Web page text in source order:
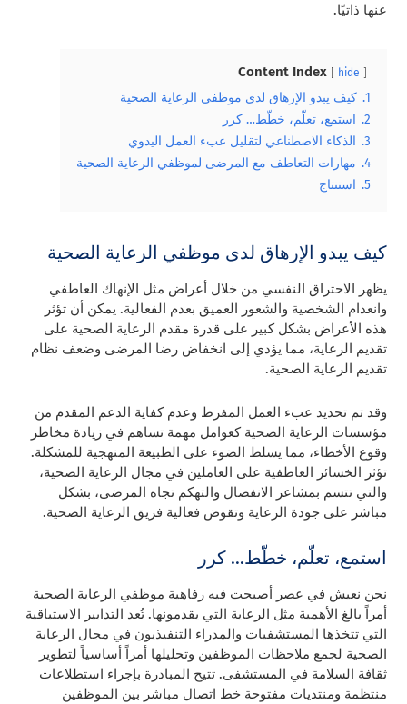
عنها ذاتيًا.
Content Index hide
1. كيف يبدو الإرهاق لدى موظفي الرعاية الصحية
2. استمع، تعلّم، خطّط… كرر
3. الذكاء الاصطناعي لتقليل عبء العمل اليدوي
4. مهارات التعاطف مع المرضى لموظفي الرعاية الصحية
5. استنتاج
كيف يبدو الإرهاق لدى موظفي الرعاية الصحية
يظهر الاحتراق النفسي من خلال أعراض مثل الإنهاك العاطفي
وانعدام الشخصية والشعور العميق بعدم الفعالية. يمكن أن تؤثر
هذه الأعراض بشكل كبير على قدرة مقدم الرعاية الصحية على
تقديم الرعاية، مما يؤدي إلى انخفاض رضا المرضى وضعف نظام
تقديم الرعاية الصحية.
وقد تم تحديد عبء العمل المفرط وعدم كفاية الدعم المقدم من
مؤسسات الرعاية الصحية كعوامل مهمة تساهم في زيادة مخاطر
وقوع الأخطاء، مما يسلط الضوء على الطبيعة المنهجية للمشكلة.
تؤثر الخسائر العاطفية على العاملين في مجال الرعاية الصحية،
والتي تتسم بمشاعر الانفصال والتهكم تجاه المرضى، بشكل
مباشر على جودة الرعاية وتقوض فعالية فريق الرعاية الصحية.
استمع، تعلّم، خطّط… كرر
نحن نعيش في عصر أصبحت فيه رفاهية موظفي الرعاية الصحية
أمراً بالغ الأهمية مثل الرعاية التي يقدمونها. تُعد التدابير الاستباقية
التي تتخذها المستشفيات والمدراء التنفيذيون في مجال الرعاية
الصحية لجمع ملاحظات الموظفين وتحليلها أمراً أساسياً لتطوير
ثقافة السلامة في المستشفى. تتيح المبادرة بإجراء استطلاعات
منتظمة ومنتديات مفتوحة خط اتصال مباشر بين الموظفين